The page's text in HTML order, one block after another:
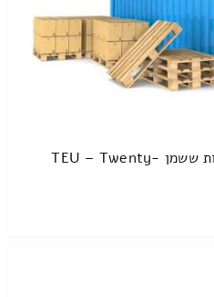
נפח של מכולה נמדד ביחידות ששמן TEU – Twenty-